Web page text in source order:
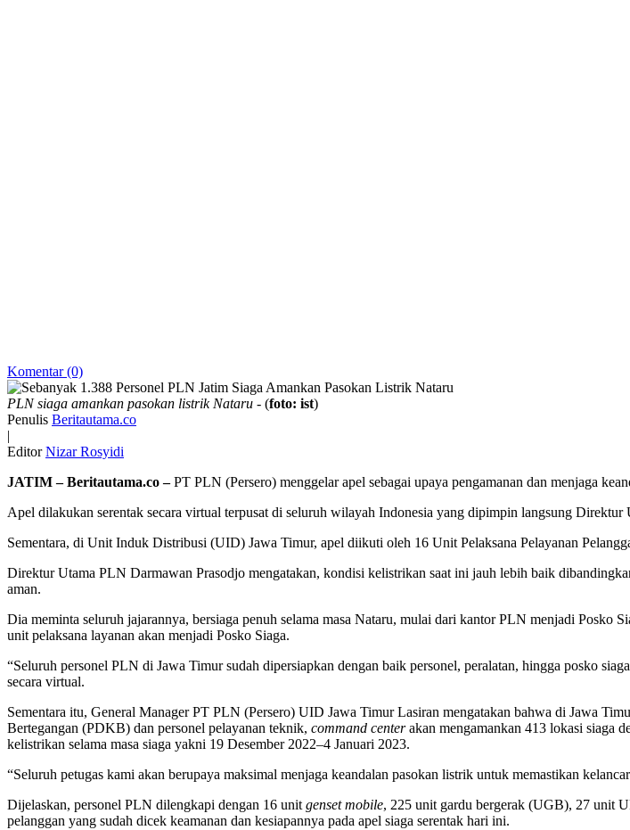
Komentar (0)
PLN siaga amankan pasokan listrik Nataru - (foto: ist)
Penulis Beritautama.co
|
Editor Nizar Rosyidi
JATIM – Beritautama.co –PT PLN (Persero) menggelar apel sebagai upaya pengamanan dan menjaga
Apel dilakukan serentak secara virtual terpusat di seluruh wilayah Indonesia yang dipimpin langsung
Sementara, di Unit Induk Distribusi (UID) Jawa Timur, apel diikuti oleh 16 Unit Pelaksana Pelayanan
Direktur Utama PLN Darmawan Prasodjo mengatakan, kondisi kelistrikan saat ini jauh lebih baik
aman.
Dia meminta seluruh jajarannya, bersiaga penuh selama masa Nataru, mulai dari kantor PLN menjadi Posko
unit pelaksana layanan akan menjadi Posko Siaga.
“Seluruh personel PLN di Jawa Timur sudah dipersiapkan dengan baik personel, peralatan, hingga posko
secara virtual.
Sementara itu, General Manager PT PLN (Persero) UID Jawa Timur Lasiran mengatakan bahwa di Jawa
Bertegangan (PDKB) dan personel pelayanan teknik, command centerakan mengamankan 413 lokasi siaga
kelistrikan selama masa siaga yakni 19 Desember 2022–4 Januari 2023.
“Seluruh petugas kami akan berupaya maksimal menjaga keandalan pasokan listrik untuk memastikan
Dijelaskan, personel PLN dilengkapi dengan 16 unitgenset mobile, 225 unit gardu bergerak (UGB), 27 unit
pelanggan yang sudah dicek keamanan dan kesiapannya pada apel siaga serentak hari ini.